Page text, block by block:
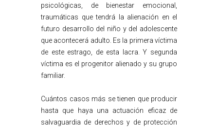
psicológicas, de bienestar emocional,
traumáticas que tendrá la alienación en el
futuro desarrollo del niño y del adolescente
que acontecerá adulto. Es la primera víctima
de este estrago, de esta lacra. Y segunda
víctima es el progenitor alienado y su grupo
familiar.
Cuántos casos más se tienen que producir
hasta que haya una actuación eficaz de
salvaguardia de derechos y de protección